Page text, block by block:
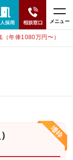
メニュー
〜） RECRUIT